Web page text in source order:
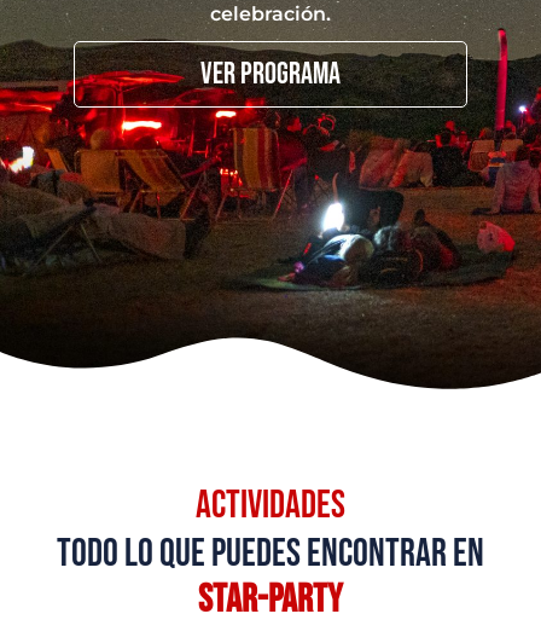
celebración.
VER PROGRAMA
Actividades
todo lo que puedes encontrar en
star-party